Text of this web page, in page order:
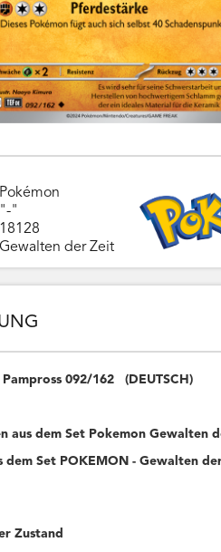
Pokémon
"-"
18128
Gewalten der Zeit
092/162 (DEUTSCH)
aus dem Set Pokemon Gewalten
dem Set POKEMON - Gewalten
Zustand